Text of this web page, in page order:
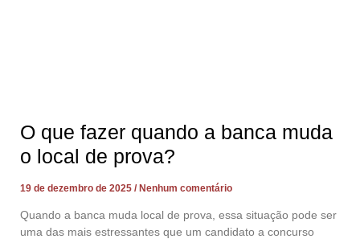
O que fazer quando a banca muda
o local de prova?
19 de dezembro de 2025 Nenhum comentário
Quando a banca muda local de prova, essa situação pode ser
uma das mais estressantes que um candidato a concurso